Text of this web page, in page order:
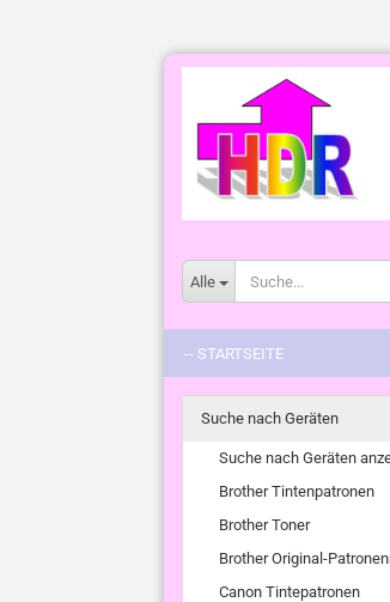
Alle
-- STARTSEITE
Suche nach Geräten
Suche nach Geräten
Brother Tintenpatronen
Brother Toner
Brother Original-
Canon Tintepatronen